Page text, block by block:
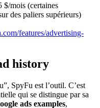
$/mois (certaines
des paliers supérieurs)
features/advertising-
history
SpyFu est l’outil. C’est
qui se distingue par sa
ads examples,